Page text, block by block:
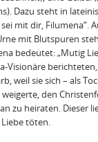
Dazu steht in
mit dir, Filumena“.
mit Blutspuren
bedeutet: „Mutig
Visionäre
weil sie sich – als
weigerte, den
zu heiraten. Dieser
töten.